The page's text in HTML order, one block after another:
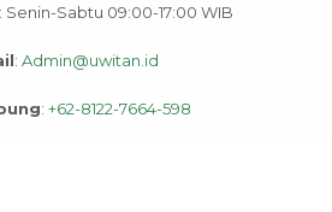
: Senin-Sabtu 09:00-17:00 WIB
: Admin@uwitan.id
: +62-8122-7664-598